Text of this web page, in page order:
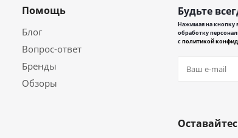
Помощь
Блог
Вопрос-ответ
Бренды
Обзоры
Будьте
Нажимая на кнопку
обработку
сполитикой